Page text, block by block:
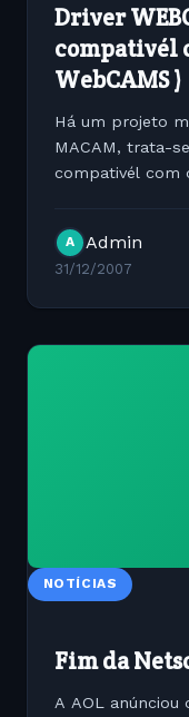
Driver
compativél
WebCAMS )
Há um projeto
MACAM, trata-
compativél com
A Admin
31/12/2007
NOTÍCIAS
Fim da
A AOL